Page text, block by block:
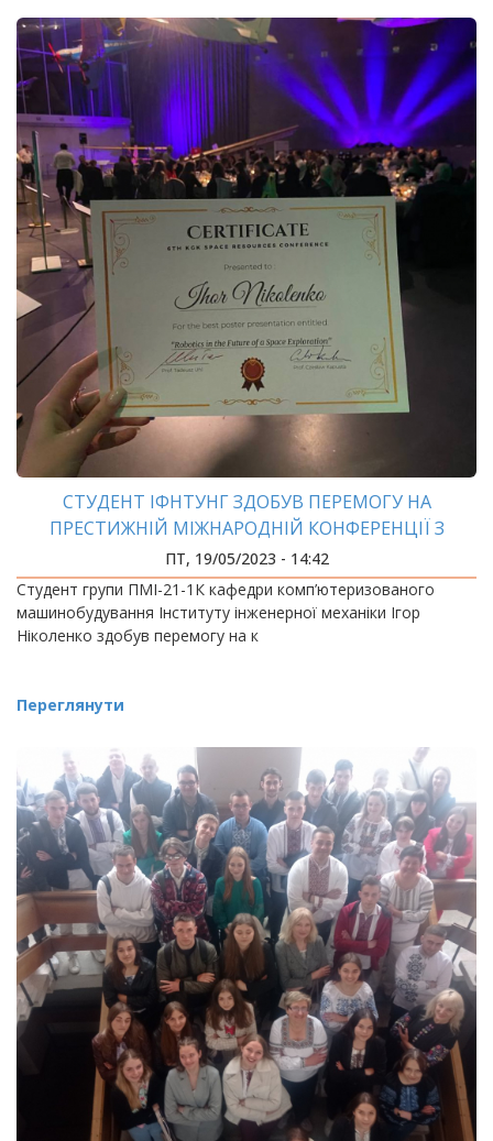
СТУДЕНТ ІФНТУНГ ЗДОБУВ ПЕРЕМОГУ НА
ПРЕСТИЖНІЙ МІЖНАРОДНІЙ КОНФЕРЕНЦІЇ З
КОСМІЧНОЇ ТЕМАТИКИ
ПТ, 19/05/2023 - 14:42
Студент групи ПМІ-21-1К кафедри комп’ютеризованого
машинобудування Інституту інженерної механіки Ігор
Ніколенко здобув перемогу на к
Переглянути